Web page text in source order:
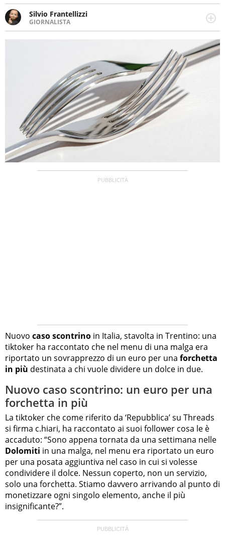
Silvio Frantellizzi
GIORNALISTA
Giornalista pubblicista. Da oltre dieci anni si occupa di
Nuovo caso scontrino in Italia, stavolta in Trentino: una
tiktoker ha raccontato che nel menu di una malga era
riportato un sovrapprezzo di un euro per una forchetta
in più destinata a chi vuole dividere un dolce in due.
Nuovo caso scontrino: un euro per una
forchetta in più
La tiktoker che come riferito da ‘Repubblica’ su Threads
si firma c.hiari, ha raccontato ai suoi follower cosa le è
accaduto: “Sono appena tornata da una settimana nelle
Dolomiti in una malga, nel menu era riportato un euro
per una posata aggiuntiva nel caso in cui si volesse
condividere il dolce. Nessun coperto, non un servizio,
solo una forchetta. Stiamo davvero arrivando al punto di
monetizzare ogni singolo elemento, anche il più
insignificante?”.